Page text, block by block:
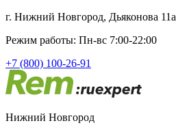
г. Нижний Новгород, Дьяконова 11а
Режим работы: Пн-вс 7:00-22:00
+7 (800) 100-26-91
Нижний Новгород